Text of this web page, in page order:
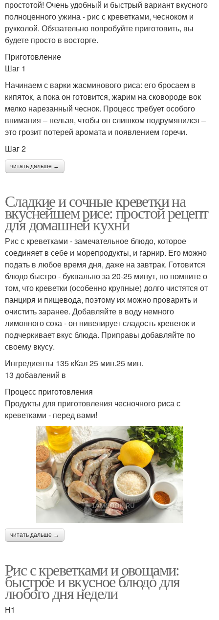
простотой! Очень удобный и быстрый вариант вкусного
полноценного ужина - рис с креветками, чесноком и
рукколой. Обязательно попробуйте приготовить, вы
будете просто в восторге.
Приготовление
Шаг 1
Начинаем с варки жасминового риса: его бросаем в
кипяток, а пока он готовится, жарим на сковороде вок
мелко нарезанный чеснок. Процесс требует особого
внимания – нельзя, чтобы он слишком подрумянился –
это грозит потерей аромата и появлением горечи.
Шаг 2
читать дальше →
Сладкие и сочные креветки на
вкуснейшем рисе: простой рецепт
для домашней кухни
Рис с креветками - замечательное блюдо, которое
соединяет в себе и морепродукты, и гарнир. Его можно
подать в любое время дня, даже на завтрак. Готовится
блюдо быстро - буквально за 20-25 минут, но помните о
том, что креветки (особенно крупные) долго чистятся от
панциря и пищевода, поэтому их можно проварить и
очистить заранее. Добавляйте в воду немного
лимонного сока - он нивелирует сладость креветок и
подчеркивает вкус блюда. Приправы добавляйте по
своему вкусу.
Ингредиенты 135 кКал 25 мин.25 мин.
13 добавлений в
Процесс приготовления
Продукты для приготовления чесночного риса с
креветками - перед вами!
читать дальше →
Рис с креветками и овощами:
быстрое и вкусное блюдо для
любого дня недели
H1